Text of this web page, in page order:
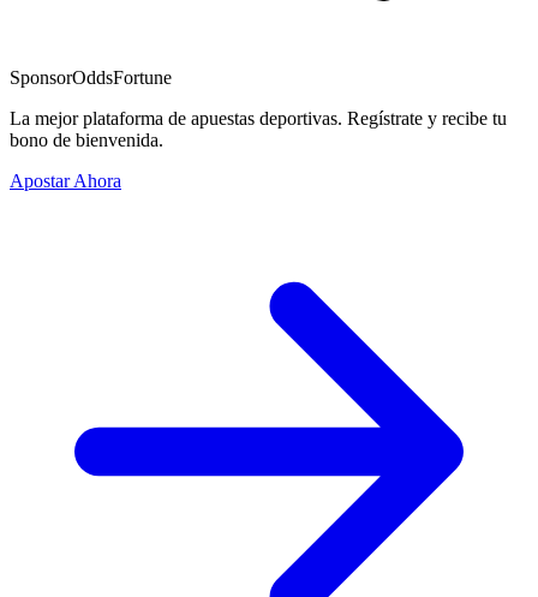
SponsorOddsFortune
La mejor plataforma de apuestas deportivas. Regístrate y recibe tu
bono de bienvenida.
Apostar Ahora